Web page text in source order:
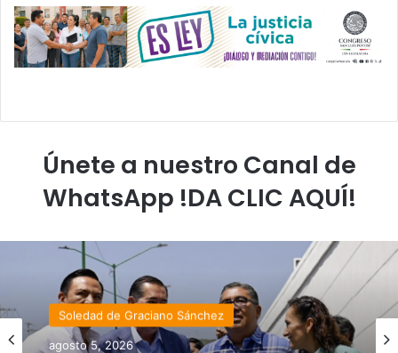
Únete a nuestro Canal de
WhatsApp !DA CLIC AQUÍ!
Soledad de Graciano Sánchez
agosto 5, 2026